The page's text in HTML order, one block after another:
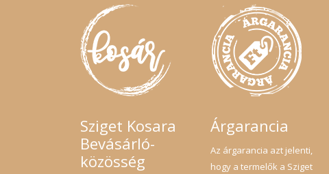
Sziget Kosara
Bevásárló-
közösség
Árgarancia
Az árgarancia azt jelenti,
hogy a termelők a Sziget